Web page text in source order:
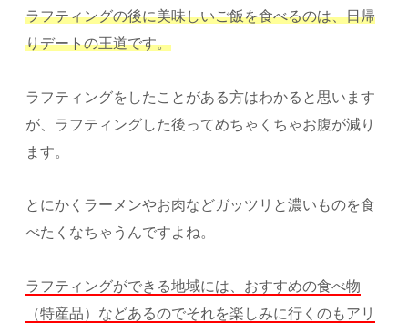
ラフティングの後に美味しいご飯を食べるのは、日帰
りデートの王道です。
ラフティングをしたことがある方はわかると思います
が、ラフティングした後ってめちゃくちゃお腹が減り
ます。
とにかくラーメンやお肉などガッツリと濃いものを食
べたくなちゃうんですよね。
ラフティングができる地域には、おすすめの食べ物
（特産品）などあるのでそれを楽しみに行くのもアリ